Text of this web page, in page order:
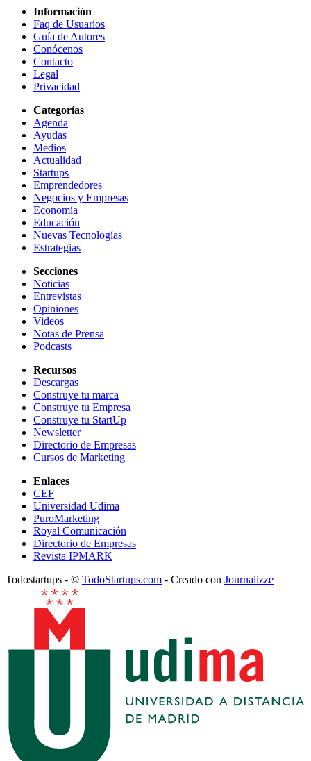
Información
Faq de Usuarios
Guía de Autores
Conócenos
Contacto
Legal
Privacidad
Categorías
Agenda
Ayudas
Medios
Actualidad
Startups
Emprendedores
Negocios y Empresas
Economía
Educación
Nuevas Tecnologías
Estrategias
Secciones
Noticias
Entrevistas
Opiniones
Videos
Notas de Prensa
Podcasts
Recursos
Descargas
Construye tu marca
Construye tu Empresa
Construye tu StartUp
Newsletter
Directorio de Empresas
Cursos de Marketing
Enlaces
CEF
Universidad Udima
PuroMarketing
Royal Comunicación
Directorio de Empresas
Revista IPMARK
Todostartups - © TodoStartups.com - Creado con Journalizze